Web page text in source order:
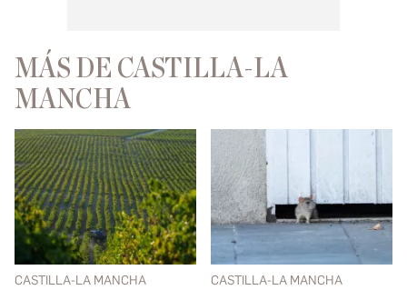
MÁS DE CASTILLA-LA
MANCHA
CASTILLA-LA MANCHA CASTILLA-LA MANCHA